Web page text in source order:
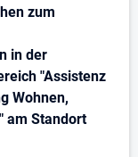
zum
in der
"Assistenz
Wohnen,
am Standort